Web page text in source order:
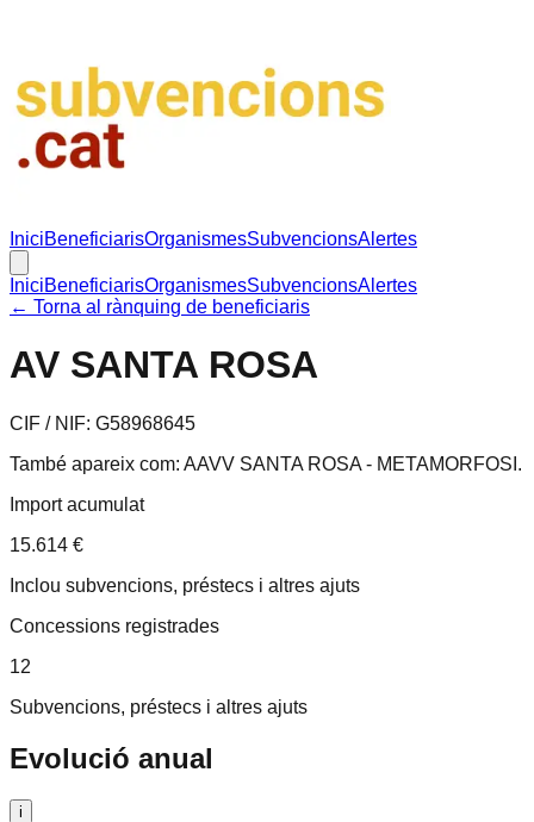
IniciBeneficiarisOrganismesSubvencionsAlertes
IniciBeneficiarisOrganismesSubvencionsAlertes
← Torna al rànquing de beneficiaris
AV SANTA ROSA
CIF / NIF: G58968645
També apareix com: AAVV SANTA ROSA - METAMORFOSI .
Import acumulat
15.614 €
Inclou subvencions, préstecs i altres ajuts
Concessions registrades
12
Subvencions, préstecs i altres ajuts
Evolució anual
i